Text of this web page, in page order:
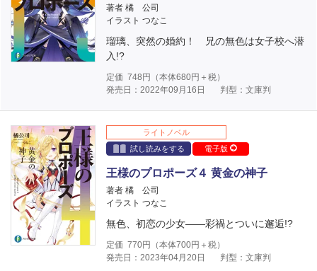
著者 橘 公司
イラスト つなこ
瑠璃、突然の婚約！ 兄の無色は女子校へ潜
入!?
定価 748 円（本体680円＋税）
発売日：2022年09月16日
判型：文庫判
ライトノベル
試し読みをする
電子版
王様のプロポーズ４ 黄金の神子
著者 橘 公司
イラスト つなこ
無色、初恋の少女――彩禍とついに邂逅!?
定価 770円（本体700円＋税）
発売日：2023年04月20日
判型：文庫判